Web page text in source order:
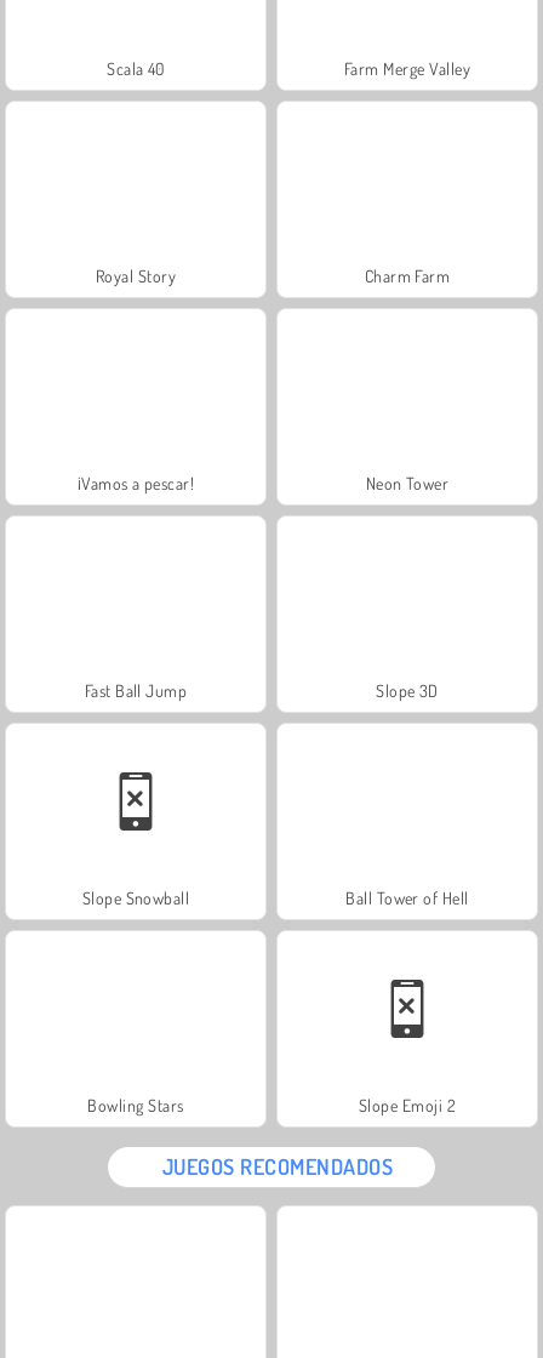
Scala 40 Farm Merge Valley
Royal Story Charm Farm
¡Vamos a pescar! Neon Tower
Fast Ball Jump Slope 3D
Slope Snowball Ball Tower of Hell
Bowling Stars Slope Emoji 2
JUEGOS RECOMENDADOS